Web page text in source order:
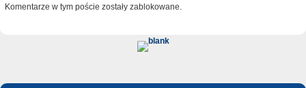
Komentarze w tym poście zostały zablokowane.